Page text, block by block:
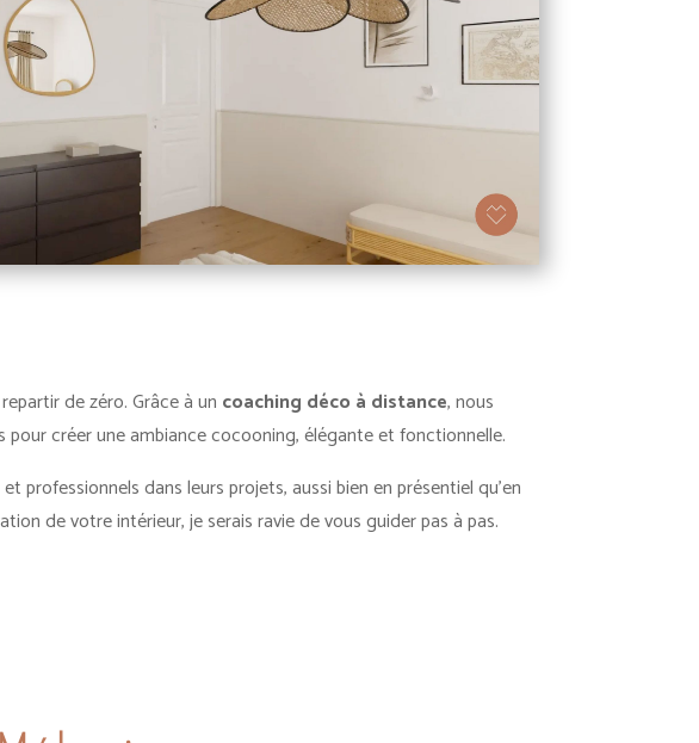
de zéro. Grâce à un coaching déco à distance, nous
créer une ambiance cocooning, élégante et fonctionnelle.
professionnels dans leurs projets, aussi bien en présentiel qu’en
de votre intérieur, je serais ravie de vous guider pas à pas.